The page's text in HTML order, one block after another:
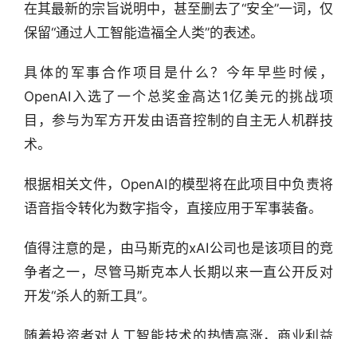
在其最新的宗旨说明中，甚至删去了“安全”一词，仅
保留“通过人工智能造福全人类”的表述。
具体的军事合作项目是什么？今年早些时候，
OpenAI入选了一个总奖金高达1亿美元的挑战项
目，参与为军方开发由语音控制的自主无人机群技
术。
根据相关文件，OpenAI的模型将在此项目中负责将
语音指令转化为数字指令，直接应用于军事装备。
值得注意的是，由马斯克的xAI公司也是该项目的竞
争者之一，尽管马斯克本人长期以来一直公开反对
开发“杀人的新工具”。
随着投资者对人工智能技术的热情高涨，商业利益